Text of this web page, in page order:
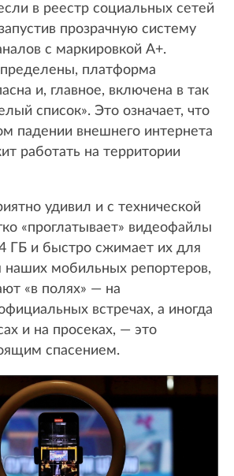
в реестр социальных сетей
прозрачную систему
с маркировкой А+.
платформа
и, главное, включена в так
список». Это означает, что
падении внешнего интернета
работать на территории
удивил и с технической
«проглатывает» видеофайлы
ГБ и быстро сжимает их для
наших мобильных репортеров,
«в полях» — на
встречах, а иногда
и на просеках, — это
спасением.